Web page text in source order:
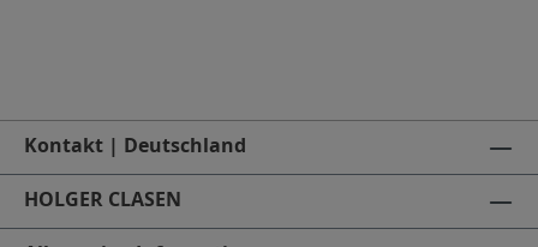
Kontakt | Deutschland
HOLGER CLASEN